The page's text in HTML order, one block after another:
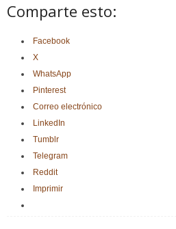
Comparte esto:
Facebook
X
WhatsApp
Pinterest
Correo electrónico
LinkedIn
Tumblr
Telegram
Reddit
Imprimir